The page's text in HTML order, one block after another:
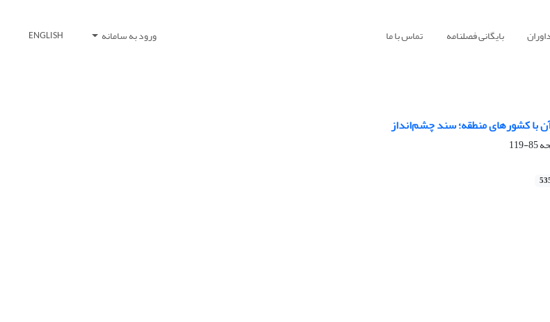
داوران بایگانی فصلنامه تماس با ما ورود به سامانه ENGLISH
با کشورهای منطقه؛ سند چشم‌انداز
85-119